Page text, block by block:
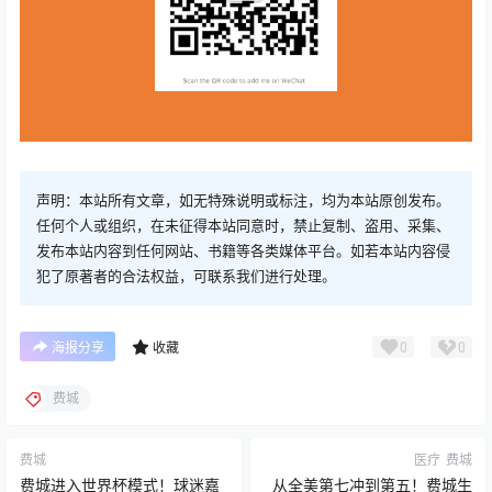
声明：本站所有文章，如无特殊说明或标注，均为本站原创发布。
任何个人或组织，在未征得本站同意时，禁止复制、盗用、采集、
发布本站内容到任何网站、书籍等各类媒体平台。如若本站内容侵
犯了原著者的合法权益，可联系我们进行处理。
海报分享 收藏 0 0
费城
费城
费城进入世界杯模式！球迷嘉
医疗 费城
从全美第七冲到第五！费城生